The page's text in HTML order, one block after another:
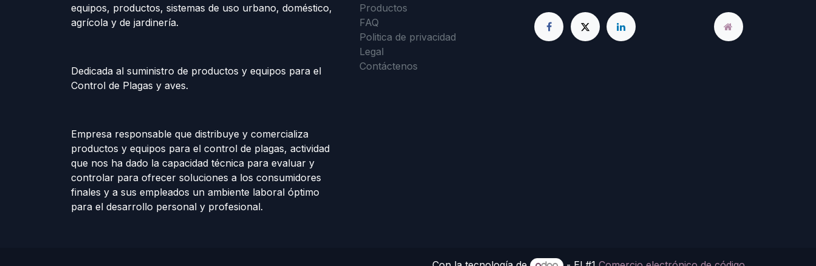
equipos, productos, sistemas de uso urbano, doméstico,
agrícola y de jardinería.
Dedicada al suministro de productos y equipos para el
Control de Plagas y aves.
Empresa responsable que distribuye y comercializa
productos y equipos para el control de plagas, actividad
que nos ha dado la capacidad técnica para evaluar y
controlar para ofrecer soluciones a los consumidores
finales y a sus empleados un ambiente laboral óptimo
para el desarrollo personal y profesional.
Productos
FAQ
Politica de privacidad
Legal
Contáctenos